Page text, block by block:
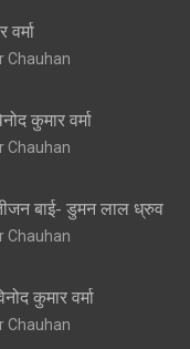
Chauhan
कुमार वर्मा
Chauhan
बाई- डुमन लाल ध्रुव
Chauhan
कुमार वर्मा
Chauhan